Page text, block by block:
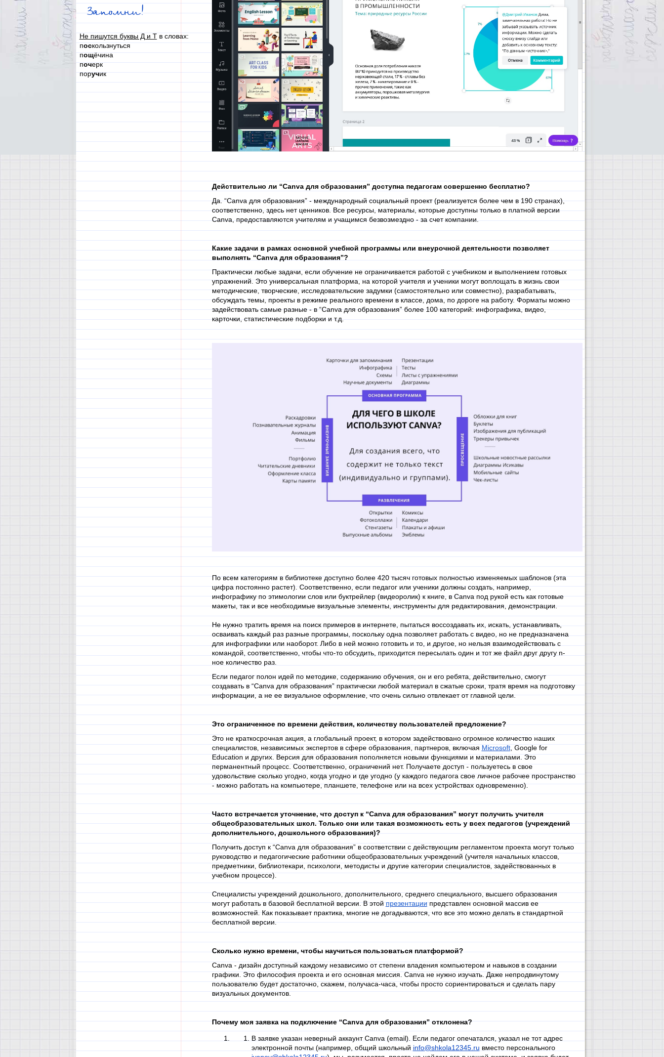
Запомни!
Не пишутся буквы Д и Тв словах:
поскользнуться
пощёчина
почерк
поручик
Действительно ли “Canva для образования” доступна педагогам совершенно бесплатно?
Да. “Canva для образования” - международный социальный проект (реализуется более чем в 190 странах),
соответственно, здесь нет ценников. Все ресурсы, материалы, которые доступны только в платной версии
Canva, предоставляются учителям и учащимся безвозмездно - за счет компании.
Какие задачи в рамках основной учебной программы или внеурочной деятельности позволяет
выполнять “Canva для образования”?
Практически любые задачи, если обучение не ограничивается работой с учебником и выполнением готовых
упражнений. Это универсальная платформа, на которой учителя и ученики могут воплощать в жизнь свои
методические, творческие, исследовательские задумки (самостоятельно или совместно), разрабатывать,
обсуждать темы, проекты в режиме реального времени в классе, дома, по дороге на работу. Форматы можно
задействовать самые разные - в “Canva для образования” более 100 категорий: инфографика, видео,
карточки, статистические подборки и т.д.
По всем категориям в библиотеке доступно более 420 тысяч готовых полностью изменяемых шаблонов (эта
цифра постоянно растет). Соответственно, если педагог или ученики должны создать, например,
инфографику по этимологии слов или буктрейлер (видеоролик) к книге, в Canva под рукой есть как готовые
макеты, так и все необходимые визуальные элементы, инструменты для редактирования, демонстрации.
Не нужно тратить время на поиск примеров в интернете, пытаться воссоздавать их, искать, устанавливать,
осваивать каждый раз разные программы, поскольку одна позволяет работать с видео, но не предназначена
для инфографики или наоборот. Либо в ней можно готовить и то, и другое, но нельзя взаимодействовать с
командой, соответственно, чтобы что-то обсудить, приходится пересылать один и тот же файл друг другу n-
ное количество раз.
Если педагог полон идей по методике, содержанию обучения, он и его ребята, действительно, смогут
создавать в “Canva для образования” практически любой материал в сжатые сроки, тратя время на подготовку
информации, а не ее визуальное оформление, что очень сильно отвлекает от главной цели.
Это ограниченное по времени действия, количеству пользователей предложение?
Это не краткосрочная акция, а глобальный проект, в котором задействовано огромное количество наших
специалистов, независимых экспертов в сфере образования, партнеров, включая Microsoft, Google for
Education и других. Версия для образования пополняется новыми функциями и материалами. Это
перманентный процесс. Соответственно, ограничений нет. Получаете доступ - пользуетесь в свое
удовольствие сколько угодно, когда угодно и где угодно (у каждого педагога свое личное рабочее пространство
- можно работать на компьютере, планшете, телефоне или на всех устройствах одновременно).
Часто встречается уточнение, что доступ к “Canva для образования” могут получить учителя
общеобразовательных школ. Только они или такая возможность есть у всех педагогов (учреждений
дополнительного, дошкольного образования)?
Получить доступ к “Canva для образования” в соответствии с действующим регламентом проекта могут только
руководство и педагогические работники общеобразовательных учреждений (учителя начальных классов,
предметники, библиотекари, психологи, методисты и другие категории специалистов, задействованных в
учебном процессе).
Специалисты учреждений дошкольного, дополнительного, среднего специального, высшего образования
могут работать в базовой бесплатной версии. В этойпрезентациипредставлен основной массив ее
возможностей. Как показывает практика, многие не догадываются, что все это можно делать в стандартной
бесплатной версии.
Сколько нужно времени, чтобы научиться пользоваться платформой?
Canva - дизайн доступный каждому независимо от степени владения компьютером и навыков в создании
графики. Это философия проекта и его основная миссия. Canva не нужно изучать. Даже непродвинутому
пользователю будет достаточно, скажем, получаса-часа, чтобы просто сориентироваться и сделать пару
визуальных документов.
Почему моя заявка на подключение “Canva для образования” отклонена?
В заявке указан неверный аккаунт Canva (email). Если педагог опечатался, указал не тот адрес
электронной почты (например, общий школьный info@shkola12345.ru вместо персонального